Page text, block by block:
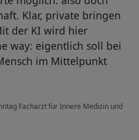
Klar, private bringen
der KI wird hier
way: eigentlich soll bei
im Mittelpunkt
Facharzt für Innere Medizin und